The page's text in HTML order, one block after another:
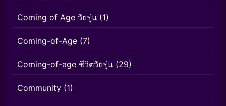
Coming of Age วัยรุ่น (1)
Coming-of-Age (7)
Coming-of-age ชีวิตวัยรุ่น (29)
Community (1)